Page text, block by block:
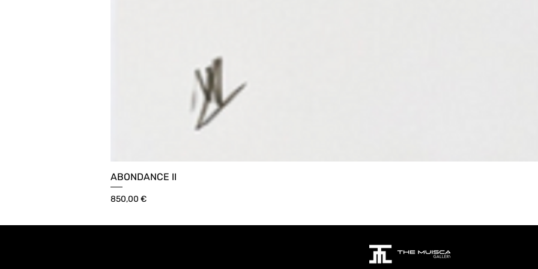
ABONDANCE II
Prix
850,00 €